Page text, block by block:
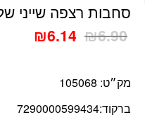
סחבות רצפה שייני
₪6.90
₪6.14
מק״ט: 105068
ברקוד:7290000599434